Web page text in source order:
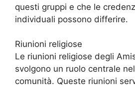
questi gruppi e che le
individuali possono differire.
Riunioni religiose
Le riunioni religiose degli
svolgono un ruolo centrale
comunità. Queste riunioni